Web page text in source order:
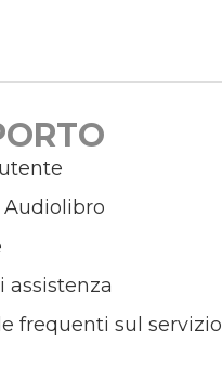
Audiolibro
assistenza
frequenti sul servizio